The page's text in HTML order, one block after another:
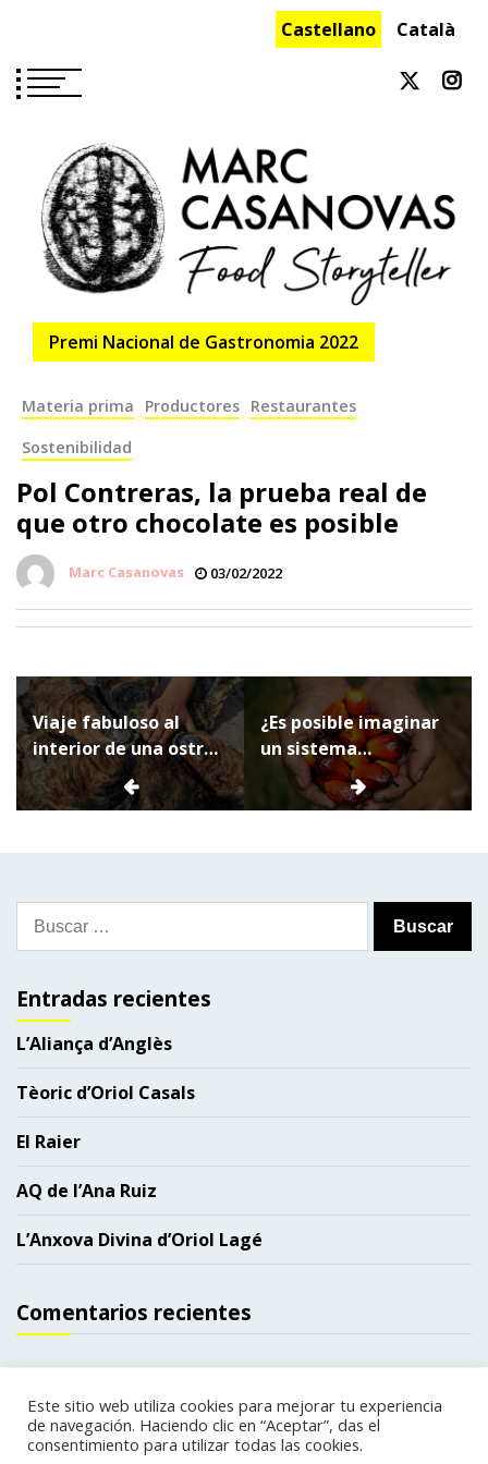
contenido
Castellano Català
Premi Nacional de Gastronomia 2022
Materia prima Productores Restaurantes
Sostenibilidad
Pol Contreras, la prueba real de
que otro chocolate es posible
Marc Casanovas 03/02/2022
Navegación
de
entradas
Viaje fabuloso al
interior de una ostra
de bajo coste
¿Es posible imaginar
un sistema
alimentario sin aceite
de palma?
Buscar:
Entradas recientes
L’Aliança d’Anglès
Tèoric d’Oriol Casals
El Raier
AQ de l’Ana Ruiz
L’Anxova Divina d’Oriol Lagé
Comentarios recientes
Copyright. Todos los derechos reservados.
Política de privacidad Política de cookies
Este sitio web utiliza cookies para mejorar tu experiencia
de navegación. Haciendo clic en “Aceptar”, das el
consentimiento para utilizar todas las cookies.